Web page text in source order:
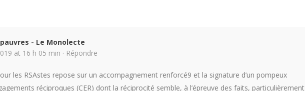
- Le Monolecte
at 16 h 05 min · Répondre
les RSAstes repose sur un accompagnement renforcé9 et la signature d’un pompeux
réciproques (CER) dont la réciprocité semble, à l’épreuve des faits, particulièrement